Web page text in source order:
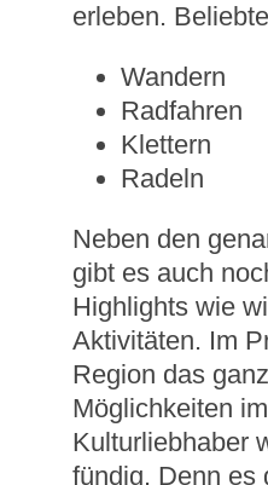
erleben.
Wandern
Radfahren
Klettern
Radeln
Neben den
gibt es auch
Highlights wie
Aktivitäten. Im
Region das
Möglichkeiten
Kulturliebhaber
fündig. Denn es